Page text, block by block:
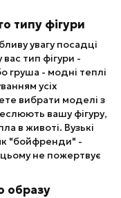
типу фігури
увагу посадці
тип фігури -
груша - модні теплі
усіх
вибрати моделі з
вашу фігуру,
в животі. Вузькі
"бойфренди" -
не пожертвує
образу